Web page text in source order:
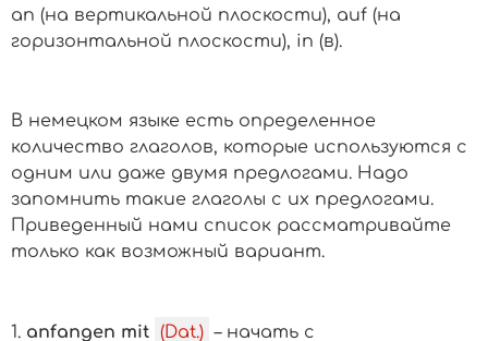
an (на вертикальной плоскости), auf (на
горизонтальной плоскости), in (в).
В немецком языке есть определенное
количество глаголов, которые используются с
одним или даже двумя предлогами. Надо
запомнить такие глаголы с их предлогами.
Приведенный нами список рассматривайте
только как возможный вариант.
1. anfangen mit (Dat.) – начать с